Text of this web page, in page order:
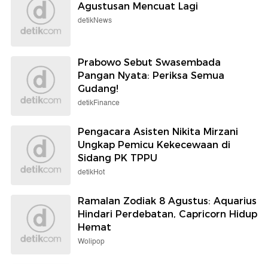
Agustusan Mencuat Lagi
detikNews
Prabowo Sebut Swasembada
Pangan Nyata: Periksa Semua
Gudang!
detikFinance
Pengacara Asisten Nikita Mirzani
Ungkap Pemicu Kekecewaan di
Sidang PK TPPU
detikHot
Ramalan Zodiak 8 Agustus: Aquarius
Hindari Perdebatan, Capricorn Hidup
Hemat
Wolipop